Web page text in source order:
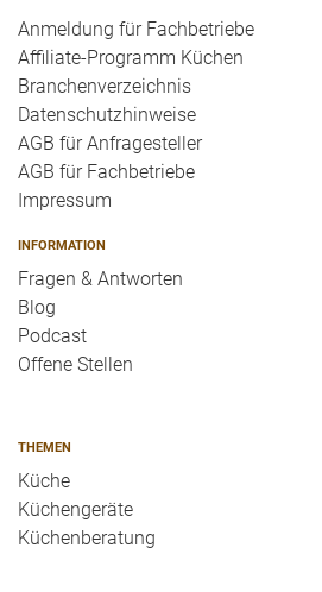
Anmeldung für Fachbetriebe
Affiliate-Programm Küchen
Branchenverzeichnis
Datenschutzhinweise
AGB für Anfragesteller
AGB für Fachbetriebe
Impressum
INFORMATION
Fragen & Antworten
Blog
Podcast
Offene Stellen
THEMEN
Küche
Küchengeräte
Küchenberatung